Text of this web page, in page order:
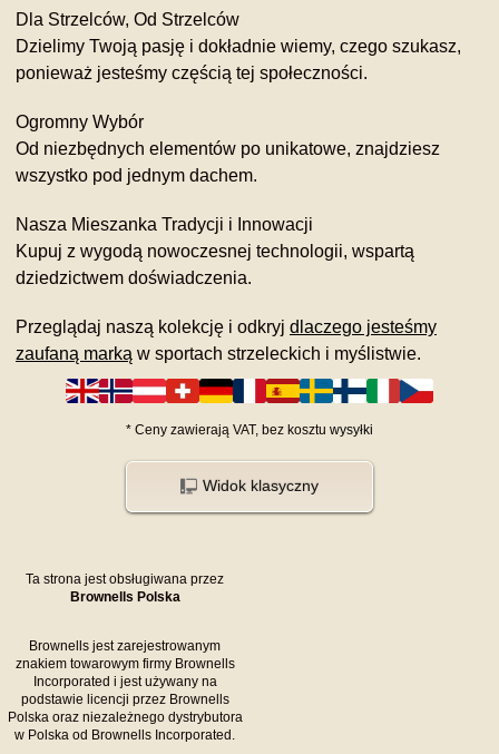
Dla Strzelców, Od Strzelców
Dzielimy Twoją pasję i dokładnie wiemy, czego szukasz,
ponieważ jesteśmy częścią tej społeczności.
Ogromny Wybór
Od niezbędnych elementów po unikatowe, znajdziesz
wszystko pod jednym dachem.
Nasza Mieszanka Tradycji i Innowacji
Kupuj z wygodą nowoczesnej technologii, wspartą
dziedzictwem doświadczenia.
Przeglądaj naszą kolekcję i odkryj dlaczego jesteśmy
zaufaną marką w sportach strzeleckich i myślistwie.
* Ceny zawierają VAT, bez kosztu wysyłki
Widok klasyczny
Ta strona jest obsługiwana przez
Brownells Polska
Brownells jest zarejestrowanym
znakiem towarowym firmy Brownells
Incorporated i jest używany na
podstawie licencji przez Brownells
Polska oraz niezależnego dystrybutora
w Polska od Brownells Incorporated.